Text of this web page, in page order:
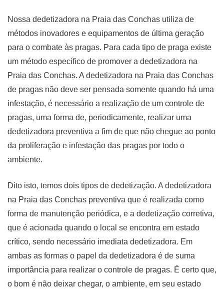
Nossa dedetizadora na Praia das Conchas utiliza de
métodos inovadores e equipamentos de última geração
para o combate às pragas. Para cada tipo de praga existe
um método específico de promover a dedetizadora na
Praia das Conchas. A dedetizadora na Praia das Conchas
de pragas não deve ser pensada somente quando há uma
infestação, é necessário a realização de um controle de
pragas, uma forma de, periodicamente, realizar uma
dedetizadora preventiva a fim de que não chegue ao ponto
da proliferação e infestação das pragas por todo o
ambiente.
Dito isto, temos dois tipos de dedetização. A dedetizadora
na Praia das Conchas preventiva que é realizada como
forma de manutenção periódica, e a dedetização corretiva,
que é acionada quando o local se encontra em estado
crítico, sendo necessário imediata dedetizadora. Em
ambas as formas o papel da dedetizadora é de suma
importância para realizar o controle de pragas. É certo que,
o bom é não deixar chegar, o ambiente, em seu estado